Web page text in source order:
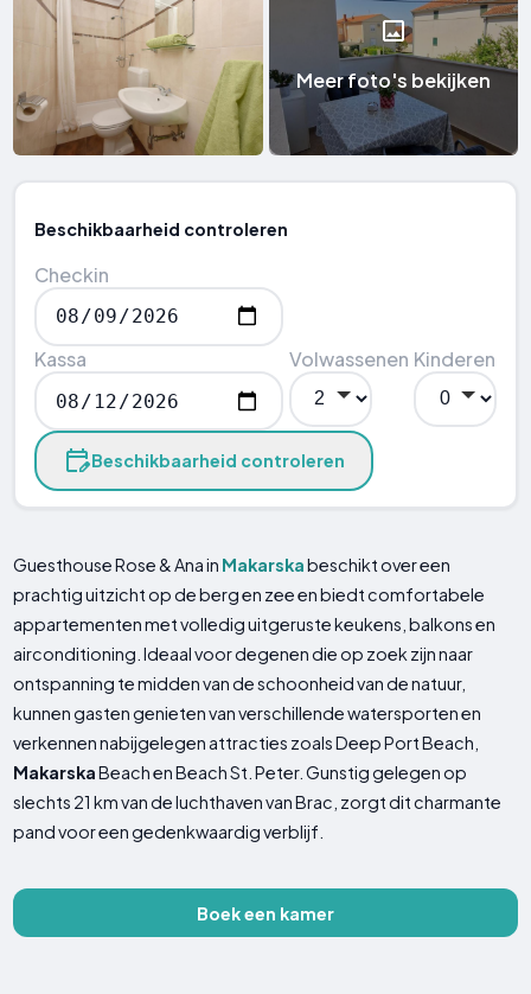
Meer foto's bekijken
Beschikbaarheid controleren
Checkin
Kassa Volwassenen Kinderen
Beschikbaarheid controleren
Guesthouse Rose & Ana in Makarskabeschikt over een
prachtig uitzicht op de berg en zee en biedt comfortabele
appartementen met volledig uitgeruste keukens, balkons en
airconditioning. Ideaal voor degenen die op zoek zijn naar
ontspanning te midden van de schoonheid van de natuur,
kunnen gasten genieten van verschillende watersporten en
verkennen nabijgelegen attracties zoals Deep Port Beach,
MakarskaBeach en Beach St. Peter. Gunstig gelegen op
slechts 21 km van de luchthaven van Brac, zorgt dit charmante
pand voor een gedenkwaardig verblijf.
Boek een kamer